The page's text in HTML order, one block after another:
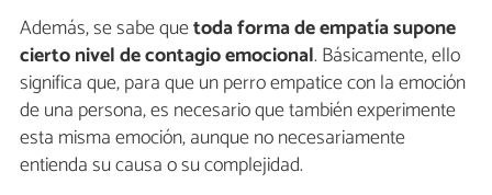
Además, se sabe quetoda forma de empatía supone
cierto nivel de contagio emocional. Básicamente, ello
significa que, para que un perro empatice con la emoción
de una persona, es necesario que también experimente
esta misma emoción, aunque no necesariamente
entienda su causa o su complejidad.